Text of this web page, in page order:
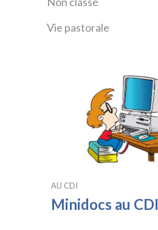
Vie pastorale
AU CDI
Minidocs au CDI